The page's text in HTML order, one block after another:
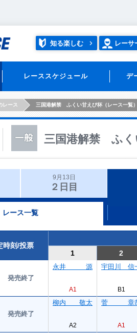
知る楽しむ レーサ
レーススケジュール デ
レース 三国港解禁 ふくい甘えび杯（レース一覧
三国港解禁 ふく
9月13日
２日目
レース一覧
時刻/投票
1
2
発売終了
永井 源
A1
宇田川 信
B1
発売終了
柳内 敬太
A2
菅 章
A1